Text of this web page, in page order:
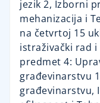
jezik 2, Izborni
mehanizacija i
na četvrtoj 15
istraživački rad
predmet 4:
građevinarstvu
građevinarstvu,